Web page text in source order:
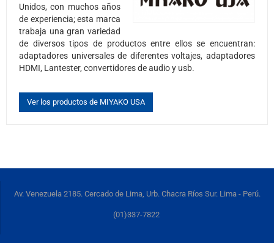
Unidos, con muchos años
de experiencia; esta marca
trabaja una gran variedad
de diversos tipos de productos entre ellos se encuentran:
adaptadores universales de diferentes voltajes, adaptadores
HDMI, Lantester, convertidores de audio y usb.
Ver los productos de MIYAKO USA
Av. Venezuela 2185. Cercado de Lima, Urb. Chacra Ríos Sur. Lima - Perú.
(01)337-7822